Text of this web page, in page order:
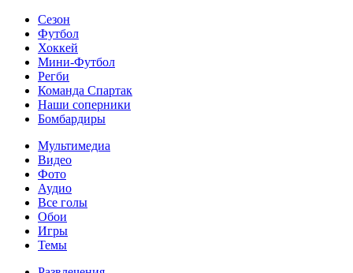
Сезон
Футбол
Хоккей
Мини-Футбол
Регби
Команда Спартак
Наши соперники
Бомбардиры
Мультимедиа
Видео
Фото
Аудио
Все голы
Обои
Игры
Темы